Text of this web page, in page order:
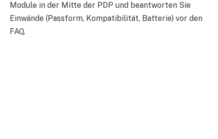
Module in der Mitte der PDP und beantworten Sie
Einwände (Passform, Kompatibilität, Batterie) vor den
FAQ.